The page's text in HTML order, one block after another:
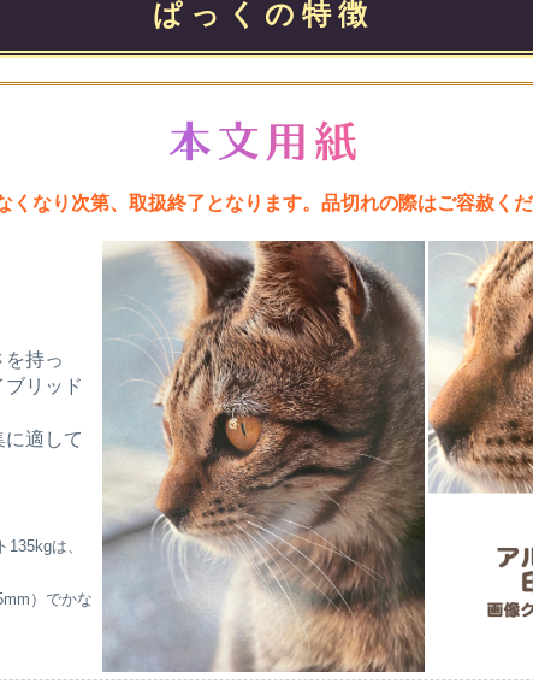
ぱっくの特徴
くなり次第、取扱終了となります。品切れの際はご容赦く
を持っ
リッド
適して
は、
）でかな